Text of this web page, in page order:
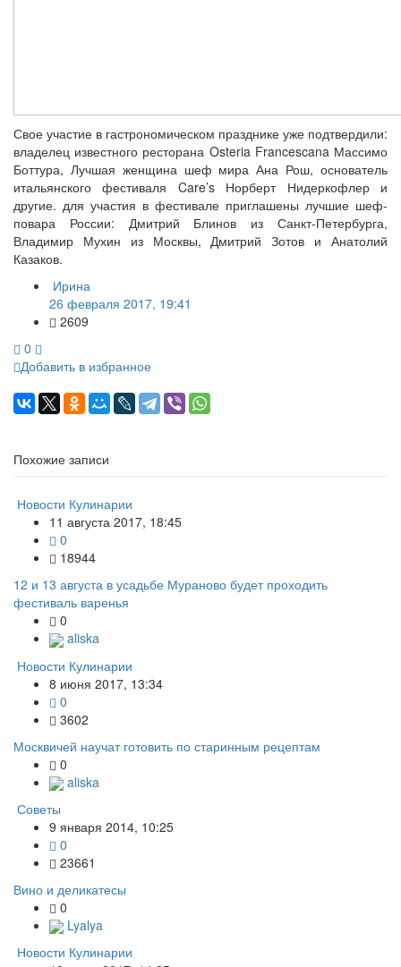
Свое участие в гастрономическом празднике уже подтвердили:
владелец известного ресторана Osteria Francescana Массимо
Боттура, Лучшая женщина шеф мира Ана Рош, основатель
итальянского фестиваля Care’s Норберт Нидеркофлер и
другие. для участия в фестивале приглашены лучшие шеф-
повара России: Дмитрий Блинов из Санкт-Петербурга,
Владимир Мухин из Москвы, Дмитрий Зотов и Анатолий
Казаков.
Ирина
26 февраля 2017, 19:41
2609
0
Добавить в избранное
Похожие записи
Новости Кулинарии
11 августа 2017, 18:45
0
18944
12 и 13 августа в усадьбе Мураново будет проходить
фестиваль варенья
0
aliska
Новости Кулинарии
8 июня 2017, 13:34
0
3602
Москвичей научат готовить по старинным рецептам
0
aliska
Советы
9 января 2014, 10:25
0
23661
Вино и деликатесы
0
Lyalya
Новости Кулинарии